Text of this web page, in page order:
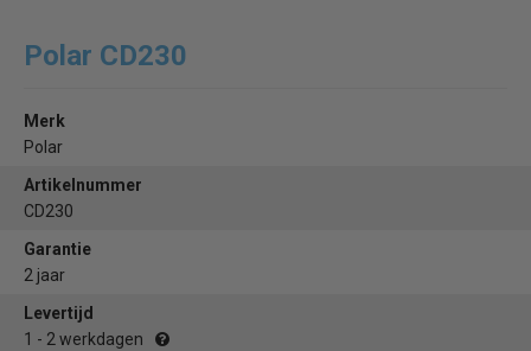
Polar CD230
Merk
Polar
Artikelnummer
CD230
Garantie
2 jaar
Levertijd
1 - 2 werkdagen